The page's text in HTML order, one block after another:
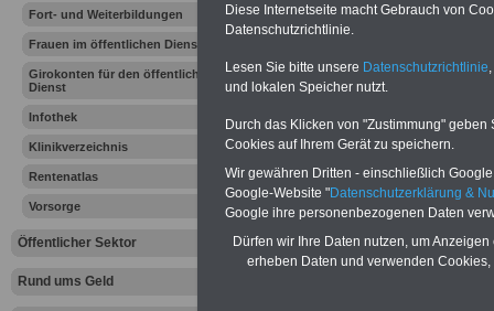
Fort- und Weiterbildungen
Frauen im öffentlichen Dienst
Girokonten für den öffentlichen
Dienst
Infothek
Klinikverzeichnis
Rentenatlas
Vorsorge
Öffentlicher Sektor
Rund ums Geld
Ihr
den Fall der
Leben
Diese Internetseite macht Gebrauch von
Datenschutzrichtlinie.
Lesen Sie bitte unsere Datenschutzrichtlinie
und lokalen Speicher nutzt.
Durch das Klicken von "Zustimmung"
Cookies auf Ihrem Gerät zu speichern.
Wir gewähren Dritten - einschließlich
Google-Website "Datenschutzerklärung &
Google ihre personenbezogenen Daten
Dürfen wir Ihre Daten nutzen, um
erheben Daten und verwenden